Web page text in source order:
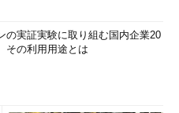
の実証実験に取り組む国内企業20
その利用用途とは